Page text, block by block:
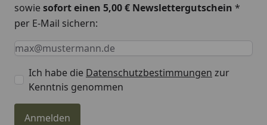
sowiesofort einen 5,00 € Newslettergutschein *
per E-Mail sichern:
Keine Eingabe erforderlich
Eingabe erforderlich
E-Mail *
Ich habe die Datenschutzbestimmungen zur
Kenntnis genommen
Anmelden